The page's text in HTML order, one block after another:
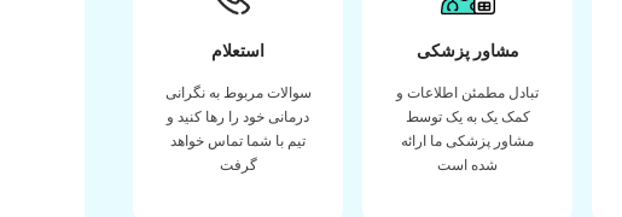
استعلام
سوالات مربوط به نگرانی
درمانی خود را رها کنید و
تیم با شما تماس خواهد
گرفت
مشاور پزشکی
تبادل مطمئن اطلاعات و
کمک یک به یک توسط
مشاور پزشکی ما ارائه
شده است